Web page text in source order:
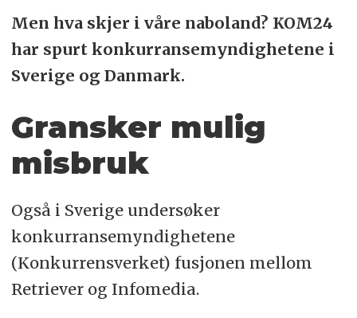
Men hva skjer i våre naboland? KOM24
har spurt konkurransemyndighetene i
Sverige og Danmark.
Gransker mulig
misbruk
Også i Sverige undersøker
konkurransemyndighetene
(Konkurrensverket) fusjonen mellom
Retriever og Infomedia.